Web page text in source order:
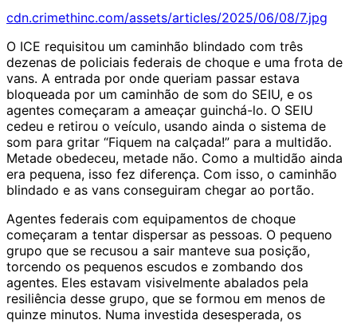
cdn.crimethinc.com/assets/articles/2025/06/08/7.jpg
O ICE requisitou um caminhão blindado com três
dezenas de policiais federais de choque e uma frota de
vans. A entrada por onde queriam passar estava
bloqueada por um caminhão de som do SEIU, e os
agentes começaram a ameaçar guinchá-lo. O SEIU
cedeu e retirou o veículo, usando ainda o sistema de
som para gritar “Fiquem na calçada!” para a multidão.
Metade obedeceu, metade não. Como a multidão ainda
era pequena, isso fez diferença. Com isso, o caminhão
blindado e as vans conseguiram chegar ao portão.
Agentes federais com equipamentos de choque
começaram a tentar dispersar as pessoas. O pequeno
grupo que se recusou a sair manteve sua posição,
torcendo os pequenos escudos e zombando dos
agentes. Eles estavam visivelmente abalados pela
resiliência desse grupo, que se formou em menos de
quinze minutos. Numa investida desesperada, os